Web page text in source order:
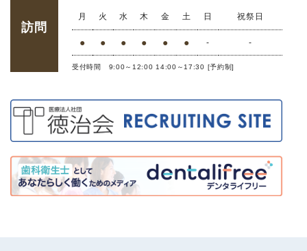
訪問
月 火 水 木 金 土 日 祝祭日
● ● ● ● ● ● - -
受付時間 9:00～12:00 14:00～17:30 [予約制]